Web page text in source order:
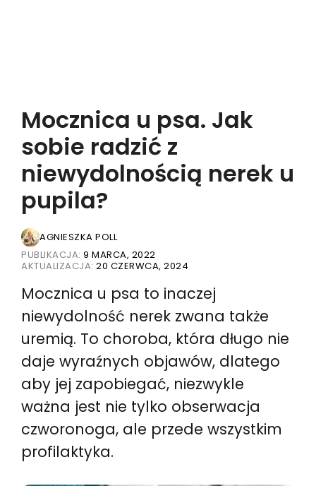
Mocznica u psa. Jak
sobie radzić z
niewydolnością nerek u
pupila?
AGNIESZKA POLL
PUBLIKACJA: 9 MARCA, 2022
AKTUALIZACJA: 20 CZERWCA, 2024
Mocznica u psa to inaczej
niewydolność nerek zwana także
uremią. To choroba, która długo nie
daje wyraźnych objawów, dlatego
aby jej zapobiegać, niezwykle
ważna jest nie tylko obserwacja
czworonoga, ale przede wszystkim
profilaktyka.